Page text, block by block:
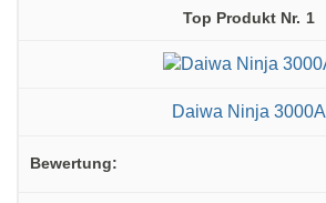
1
Daiwa Ninja 3000A